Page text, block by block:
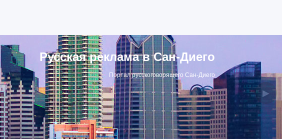
Русская реклама в Сан-Диего
Портал русскоговорящего Сан-Диего
▶